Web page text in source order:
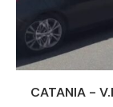
CATANIA -